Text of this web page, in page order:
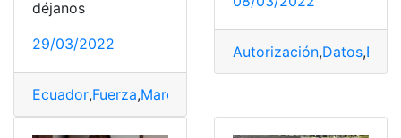
déjanos
29/03/2022
Ecuador,Fuerza,Marcas
Autorización,Datos,